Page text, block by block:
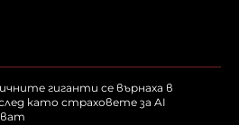
гиганти се върнаха в
като страховете за AI